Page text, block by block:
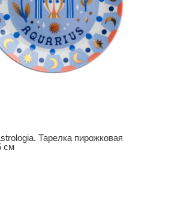
Тарелка пирожковая
см